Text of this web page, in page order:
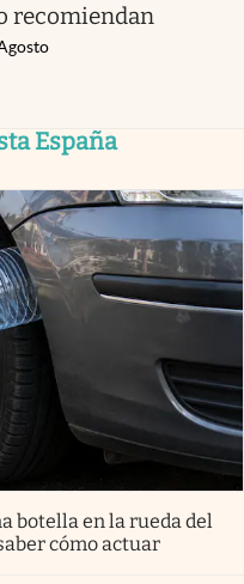
recomiendan
España
botella en la rueda del
cómo actuar